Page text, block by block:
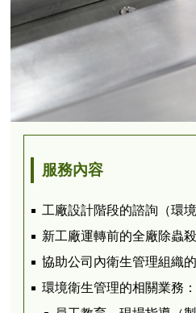
服務內容
工廠設計階段的諮詢（環
新工廠運轉前的全廠除蟲殺
協助公司內衛生管理組織
環境衛生管理的相關業務：